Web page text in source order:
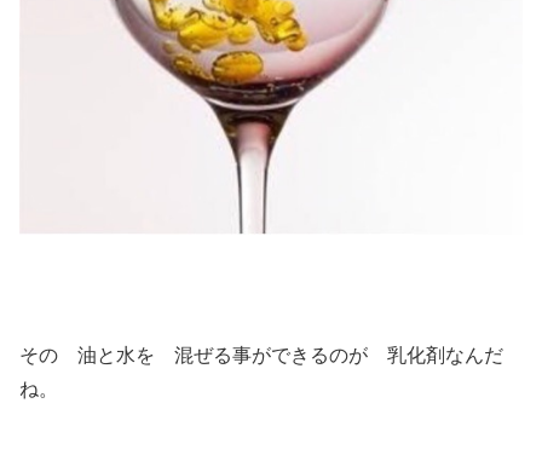
その 油と水を 混ぜる事ができるのが 乳化剤なんだ
ね。